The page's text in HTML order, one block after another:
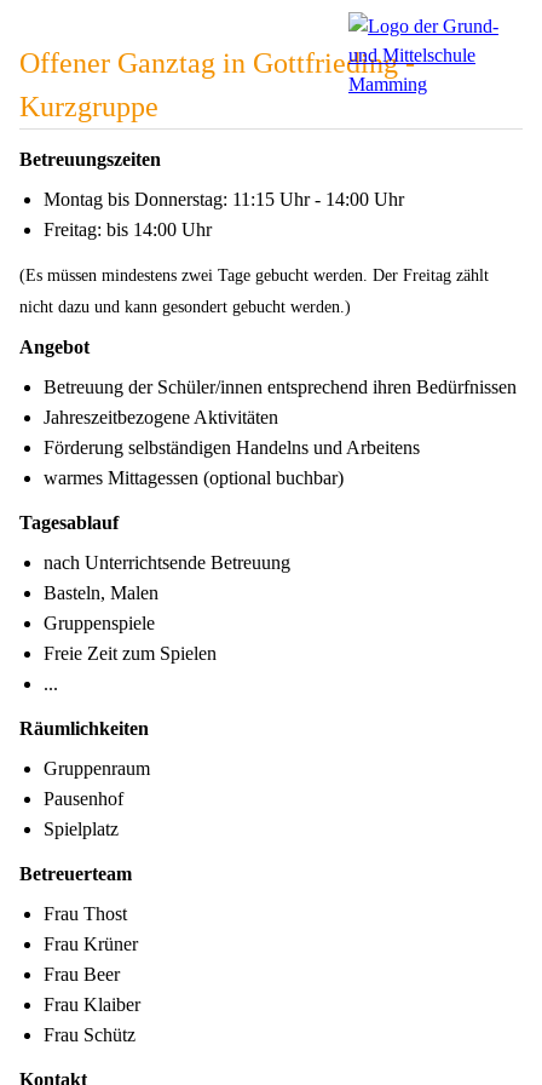
Offener Ganztag in Gottfrieding -
Kurzgruppe
Betreuungszeiten
Montag bis Donnerstag: 11:15 Uhr - 14:00 Uhr
Freitag: bis 14:00 Uhr
(Es müssen mindestens zwei Tage gebucht werden. Der Freitag zählt
nicht dazu und kann gesondert gebucht werden.)
Angebot
Betreuung der Schüler/innen entsprechend ihren Bedürfnissen
Jahreszeitbezogene Aktivitäten
Förderung selbständigen Handelns und Arbeitens
warmes Mittagessen (optional buchbar)
Tagesablauf
nach Unterrichtsende Betreuung
Basteln, Malen
Gruppenspiele
Freie Zeit zum Spielen
...
Räumlichkeiten
Gruppenraum
Pausenhof
Spielplatz
Betreuerteam
Frau Thost
Frau Krüner
Frau Beer
Frau Klaiber
Frau Schütz
Kontakt